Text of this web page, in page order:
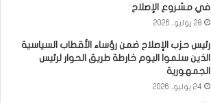
في مشروع الإصلاح
28 يوليو، 2026
رئيس حزب الإصلاح ضمن رؤساء الأقطاب السياسية
الذين سلموا اليوم خارطة طريق الحوار لرئيس
الجمهورية
24 يوليو، 2026